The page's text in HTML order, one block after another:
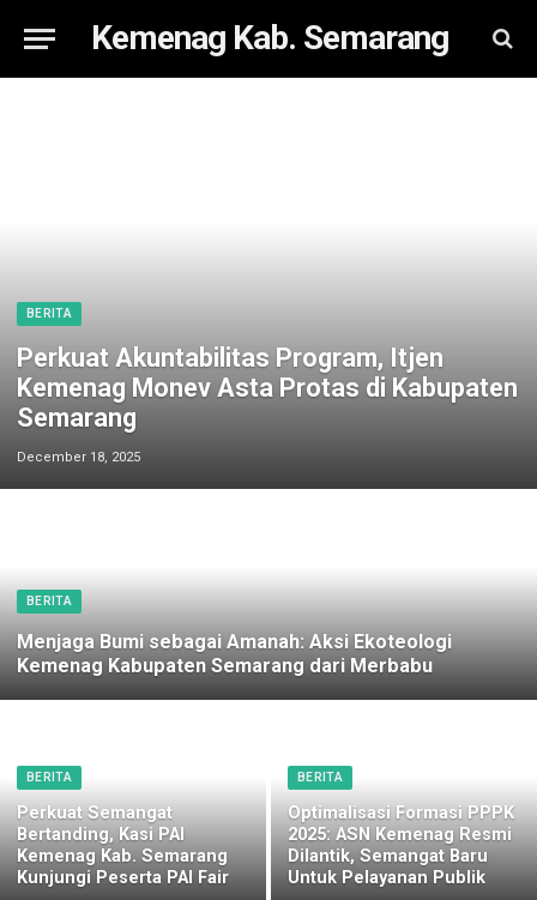
Kemenag Kab. Semarang
BERITA
Perkuat Akuntabilitas Program, Itjen
Kemenag Monev Asta Protas di Kabupaten
Semarang
December 18, 2025
BERITA
Menjaga Bumi sebagai Amanah: Aksi Ekoteologi
Kemenag Kabupaten Semarang dari Merbabu
BERITA
Perkuat Semangat
Bertanding, Kasi PAI
Kemenag Kab. Semarang
Kunjungi Peserta PAI Fair
BERITA
Optimalisasi Formasi PPPK
2025: ASN Kemenag Resmi
Dilantik, Semangat Baru
Untuk Pelayanan Publik